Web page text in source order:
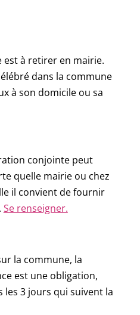
est à retirer en mairie.
dans la commune
à son domicile ou sa
conjointe peut
quelle mairie ou chez
il convient de fournir
Se renseigner.
la commune, la
est une obligation,
les 3 jours qui suivent la